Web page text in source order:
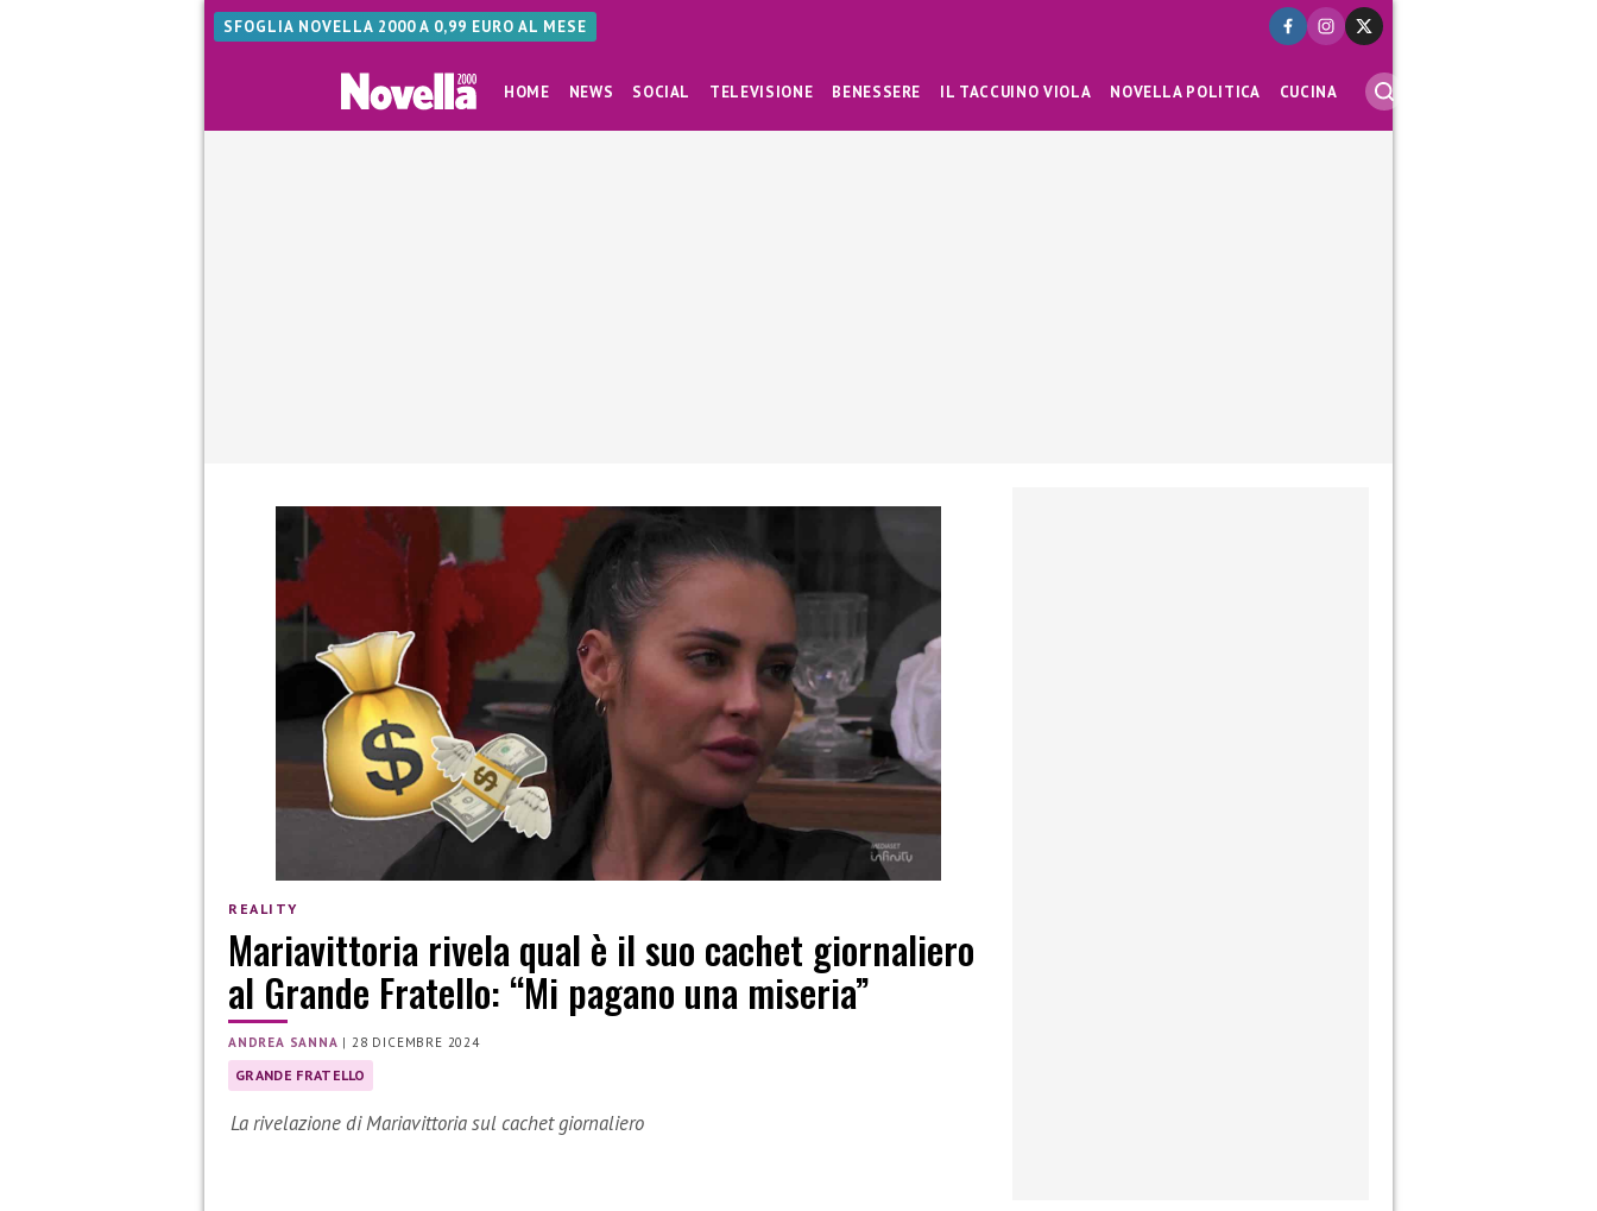
SFOGLIA NOVELLA 2000 A 0,99 EURO AL MESE
HOME NEWS SOCIAL TELEVISIONE BENESSERE IL TACCUINO VIOLA NOVELLA POLITICA CUCINA
REALITY
Mariavittoria rivela qual è il suo cachet giornaliero
al Grande Fratello: “Mi pagano una miseria”
ANDREA SANNA |28 DICEMBRE 2024
GRANDE FRATELLO
La rivelazione di Mariavittoria sul cachet giornaliero